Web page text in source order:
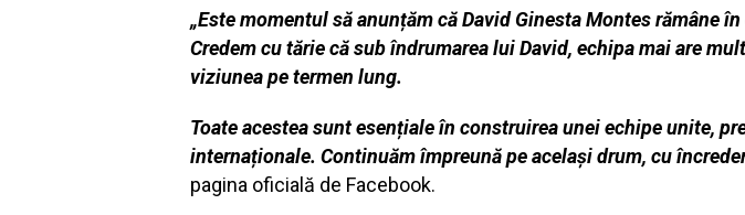
„Este momentul să anunțăm că David Ginesta Montes rămâne
Credem cu tărie că sub îndrumarea lui David, echipa mai are
viziunea pe termen lung.
Toate acestea sunt esențiale în construirea unei echipe unite,
internaționale. Continuăm împreună pe același drum, cu
pagina oficială de Facebook.